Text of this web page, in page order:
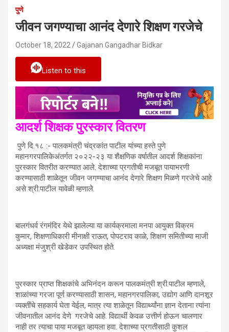
पुणे
जीवन जगण्याचा आनंद देणारे शिक्षण गरजेचे
October 18, 2022 Gajanan Gangadhar Bidkar
Listen to this
आदर्श शिक्षक पुरस्कार वितरण
पुणे दि.१८ :- पालकमंत्री चंद्रकांत पाटील यांच्या हस्ते पुणे
महानगरपालिकेअंतर्गत २०२२-२३ या शैक्षणिक वर्षातील आदर्श शिक्षकांना
पुरस्कार वितरीत करण्यात आले. देशाच्या प्रगतीची मजबूत पायाभरणी
करण्यासाठी शाळेतून जीवन जगण्याचा आनंद देणारे शिक्षण मिळणे गरजेचे आहे
असे श्री.पाटील यावेळी म्हणाले.
बालगंधर्व रंगमंदिर येथे झालेल्या या कार्यक्रमाला मनपा आयुक्त विक्रम
कुमार, शिक्षणाधिकारी मीनाक्षी राऊत, पोपटराव काळे, शिक्षण समितीच्या माजी
अध्यक्षा मंजुश्री खेडेकर उपस्थित होते.
पुरस्कार प्राप्त शिक्षकांचे अभिनंदन करून पालकमंत्री श्री.पाटील म्हणाले,
शाळांच्या गरजा पूर्ण करण्यासाठी शासन, महानगरपालिका, उद्योग आणि दानशूर
व्यक्तींचे सहकार्य घेता येईल, मात्र त्या शाळेतून विद्यार्थ्यांना ज्ञान देताना त्यांना
जीवनातील आनंद देणे गरजेचे आहे. विद्यार्थी केवळ उत्तीर्ण होऊन चालणार
नाही तर त्याचा पाया मजबूत व्हायला हवा. देशाच्या प्रगतीसाठी कुशल